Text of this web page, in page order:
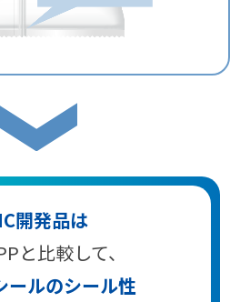
開発品は
と比較して、
ールのシール性